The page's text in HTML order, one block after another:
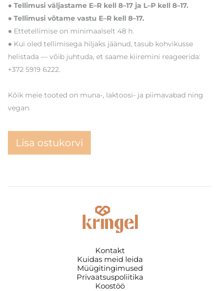
● Tellimusi väljastame E–R kell 8–17 ja L–P kell 8–17.
● Tellimusi võtame vastu E–R kell 8–17.
● Ettetellimise on minimaalselt 48 h.
● Kui oled tellimisega hiljaks jäänud, tasub kohvikusse
helistada — võib juhtuda, et saame kiiremini reageerida:
+372 5919 6222.
Kõik meie tooted on muna-, laktoosi- ja piimavabad ning
vegan.
Lisa ostukorvi
Kontakt
Kuidas meid leida
Müügitingimused
Privaatsuspoliitika
Koostöö